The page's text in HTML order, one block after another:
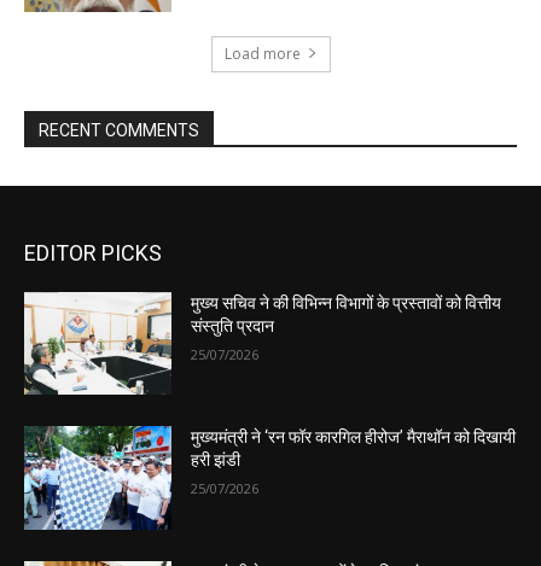
EDITOR PICKS
मुख्य सचिव ने की विभिन्न विभागों के प्रस्तावों को वित्तीय
संस्तुति प्रदान
25/07/2026
मुख्यमंत्री ने ‘रन फॉर कारगिल हीरोज’ मैराथॉन को दिखायी
हरी झंडी
25/07/2026